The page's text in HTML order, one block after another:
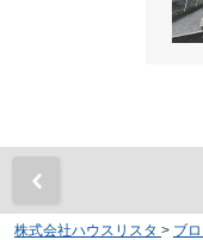
株式会社ハウスリスタ > ブ